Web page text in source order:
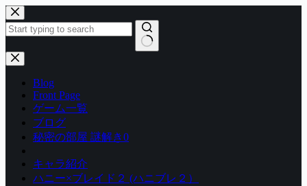
コ
ン
テ
ン
ツ
結
Blog
Front Page
ゲーム一覧
ブログ
秘密の部屋 謎解き0
キャラ紹介
ハニー×ブレイド２ (ハニブレ２）